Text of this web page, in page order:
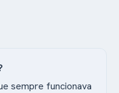
sempre funcionava